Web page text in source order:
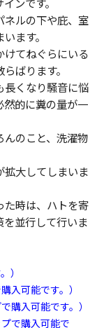
ネルの下や庇、室
ます。
けてねぐらにいる
ばります。
長くなり騒音に悩
然的に糞の量が一
んのこと、洗濯物
拡大してしまいま
た時は、ハトを寄
並行して行いま
）
入可能です。）
購入可能です。）
で購入可能で